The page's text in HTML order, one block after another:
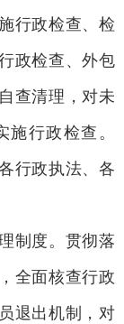
行政检查、检
政检查、外包
查清理，对未
行政检查。
行政执法、各
制度。贯彻落
全面核查行政
退出机制，对